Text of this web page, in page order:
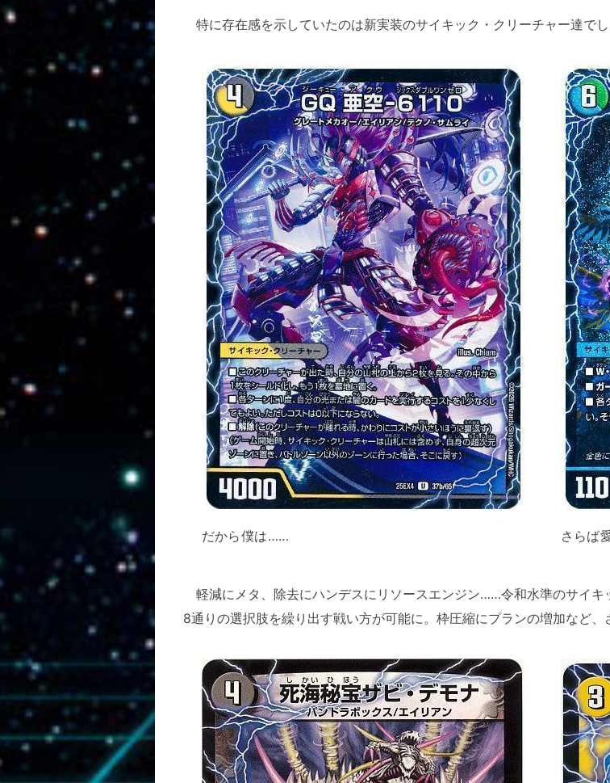
特に存在感を示していたのは新実装のサイキック・クリーチャー達でし
だから僕は…… さらば
軽減にメタ、除去にハンデスにリソースエンジン……令和水準のサイキ
8通りの選択肢を繰り出す戦い方が可能に。枠圧縮にプランの増加など、